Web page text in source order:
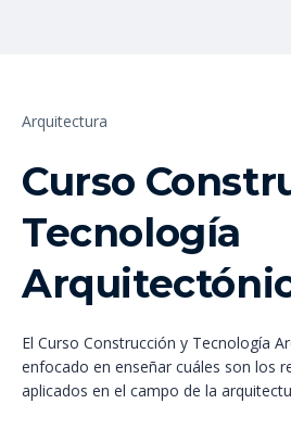
Arquitectura
Curso
Tecnología
El Curso Construcción y Tecnología
enfocado en enseñar cuáles son los
aplicados en el campo de la